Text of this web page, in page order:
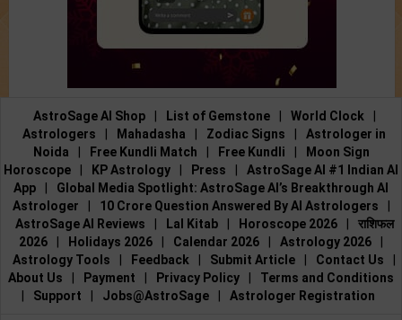
AstroSage AI Shop List of Gemstone World Clock
Astrologers
Mahadasha Zodiac Signs
Astrologer in
Noida
Free Kundli Match Free Kundli
Moon Sign
Horoscope
KP Astrology Press
AstroSage AI #1 Indian AI
App
Global Media Spotlight: AstroSage AI’s Breakthrough AI
Astrologer
10 Crore Question Answered By AI Astrologers
AstroSage AI Reviews
Lal Kitab Horoscope 2026
राशिफल
2026
Holidays 2026 Calendar 2026 Astrology 2026
Astrology Tools
Feedback Submit Article Contact Us
About Us
Payment Privacy Policy
Terms and Conditions
Support Jobs@AstroSage Astrologer Registration